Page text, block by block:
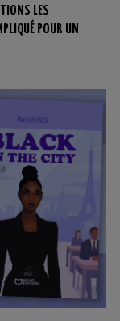
LES
POUR UN